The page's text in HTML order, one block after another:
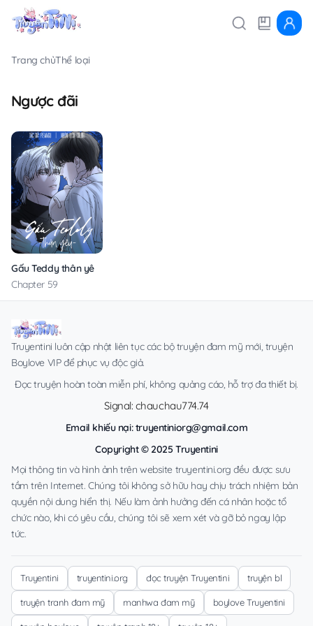
Trang chủThể loại
Ngược đãi
Gấu Teddy thân yêu
Chapter 59
Truyentini luôn cập nhật liên tục các bộ truyện đam mỹ mới, truyện
Boylove VIP để phục vụ độc giả.
Đọc truyện hoàn toàn miễn phí, không quảng cáo, hỗ trợ đa thiết bị.
Signal: chauchau774.74
Email khiếu nại:truyentiniorg@gmail.com
Copyright © 2025 Truyentini
Mọi thông tin và hình ảnh trên website truyentini.org đều được sưu
tầm trên Internet. Chúng tôi không sở hữu hay chịu trách nhiệm bản
quyền nội dung hiển thị. Nếu làm ảnh hưởng đến cá nhân hoặc tổ
chức nào, khi có yêu cầu, chúng tôi sẽ xem xét và gỡ bỏ ngay lập
tức.
Truyentini truyentini.org đọc truyện Truyentini truyện bl
truyện tranh đam mỹ manhwa đam mỹ boylove Truyentini